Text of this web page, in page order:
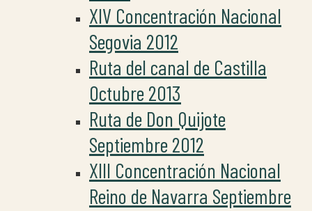
XIV Concentración Nacional
Segovia 2012
Ruta del canal de Castilla
Octubre 2013
Ruta de Don Quijote
Septiembre 2012
XIII Concentración Nacional
Reino de Navarra Septiembre